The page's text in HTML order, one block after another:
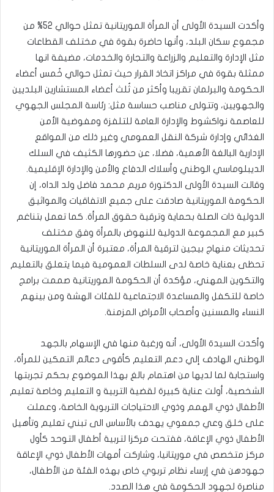
وأكدت السيدة الأولى أن المرأة الموريتانية تمثل حوالي 52% من
مجموع سكان البلد، وأنها حاضرة بقوة في مختلف القطاعات
مثل الإدارة والتعليم والزراعة والتجارة والخدمات، مضيفة انها
ممثلة بقوة في مراكز اتخاذ القرار حيث تمثل حوالي خُمس أعضاء
الحكومة والبرلمان تقريبا وأكثر من ثُلث أعضاء المستشارين البلديين
والجهويين، وتتولى مناصب حساسة مثل: رئاسة المجلس الجهوي
للعاصمة نواكشوط والإدارة العامة للتلفزة ومفوضية الأمن
الغذائي وإدارة شركة النقل العمومي وغير ذلك من المواقع
الإدارية البالغة الأهمية، فضلا، عن حضورها الكثيف في السلك
الديبلوماسي الوطني وأسلاك الدفاع والأمن والإدارة الإقليمية.
وقالت السيدة الأولى الدكتورة مريم محمد فاضل ولد الداه، إن
الحكومة الموريتانية صادقت على جميع الاتفاقيات والمواثيق
الدولية ذات الصلة بحماية وترقية حقوق المرأة. كما تعمل بتناغم
كبير مع المجموعة الدولية للنهوض بالمرأة وفق مختلف
تحديثات منهاج بيجين لترقية المرأة، معتبرة أن المرأة الموريتانية
تحظى بعناية خاصة لدى السلطات العمومية فيما يتعلق بالتعليم
والتكوين المهني، مؤكدة أن الحكومة الموريتانية صممت برامج
خاصة للتكفل والمساعدة الاجتماعية للفئات الهشة ومن بينهم
النساء والمسنين وأصحاب الأمراض المزمنة.
وأكدت السيدة الأولى، أنه ورغبة منها في الإسهام بالجهد
الوطني الهادف إلي دعم التعليم كأقوى دعائم التمكين للمرأة،
واستجابة لما لديها من اهتمام بالغ بهذا الموضوع بحكم تجربتها
الشخصية، أولت عناية كبيرة لقضية التربية و التعليم وخاصة تعليم
الأطفال ذوي الهمم وذوي الاحتياجات التربوية الخاصة، وعملت
على خلق وعي جمعوي يهدف بالأساس الى تبني تعليم وتأهيل
الأطفال ذوي الإعاقة، ففتحت مركزا لتربية أطفال التوحد كأول
مركز متخصص في موريتانيا، وشاركت أمهات الأطفال ذوي الإعاقة
جهودهن في إرساء نظام تربوي خاص بهذه الفئة من الأطفال،
مناصرة لجهود الحكومة في هذا الصدد.